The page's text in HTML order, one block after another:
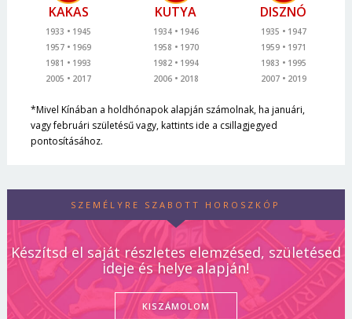
KAKAS
1933
1945
1957
1969
1981
1993
2005
2017
KUTYA
1934
1946
1958
1970
1982
1994
2006
2018
DISZNÓ
1935
1947
1959
1971
1983
1995
2007
2019
*Mivel Kínában a holdhónapok alapján számolnak, ha januári,
vagy februári születésű vagy, kattints ide a csillagjegyed
pontosításához.
SZEMÉLYRE SZABOTT HOROSZKÓP
Készítsd el saját részletes elemzésed, születésed
ideje és helye alapján!
KISZÁMOLOM